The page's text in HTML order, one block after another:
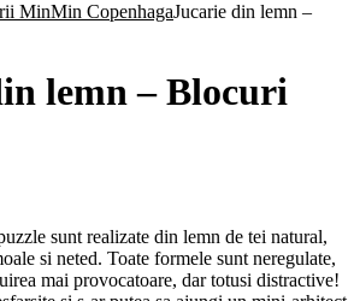
MinMin CopenhagaJucarie din lemn –
lemn – Blocuri
sunt realizate din lemn de tei natural,
si neted. Toate formele sunt neregulate,
mai provocatoare, dar totusi distractive!